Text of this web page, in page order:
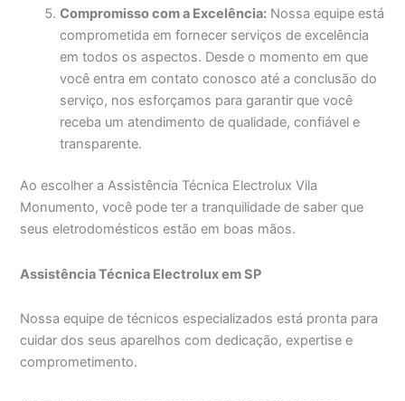
Compromisso com a Excelência: Nossa equipe está
comprometida em fornecer serviços de excelência
em todos os aspectos. Desde o momento em que
você entra em contato conosco até a conclusão do
serviço, nos esforçamos para garantir que você
receba um atendimento de qualidade, confiável e
transparente.
Ao escolher a Assistência Técnica Electrolux Vila
Monumento, você pode ter a tranquilidade de saber que
seus eletrodomésticos estão em boas mãos.
Assistência Técnica Electrolux em SP
Nossa equipe de técnicos especializados está pronta para
cuidar dos seus aparelhos com dedicação, expertise e
comprometimento.